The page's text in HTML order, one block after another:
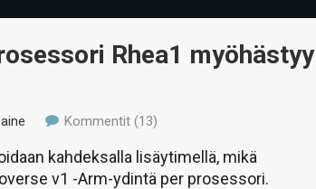
Rhea1 myöhästyy
Kommentit (13)
kahdeksalla lisäytimellä, mikä
v1 -Arm-ydintä per prosessori.